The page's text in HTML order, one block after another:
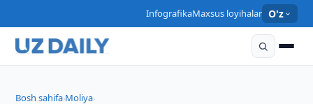
InfografikaMaxsus loyihalar O'z
Bosh sahifa›Moliya›